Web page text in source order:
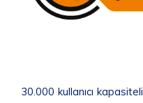
30.000 kullanıcı kapasiteli